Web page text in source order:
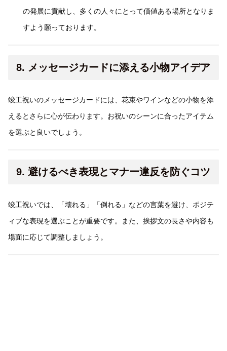
の発展に貢献し、多くの人々にとって価値ある場所となりま
すよう願っております。
8. メッセージカードに添える小物アイデア
竣工祝いのメッセージカードには、花束やワインなどの小物を添
えるとさらに心が伝わります。お祝いのシーンに合ったアイテム
を選ぶと良いでしょう。
9. 避けるべき表現とマナー違反を防ぐコツ
竣工祝いでは、「壊れる」「倒れる」などの言葉を避け、ポジテ
ィブな表現を選ぶことが重要です。また、挨拶文の長さや内容も
場面に応じて調整しましょう。